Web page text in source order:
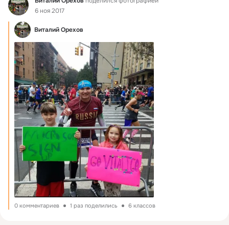
6 ноя 2017
Виталий Орехов
0 комментариев 1 раз поделились 6 классов